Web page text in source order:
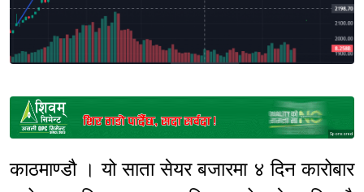
Sponsored
काठमाण्डौ । यो साता सेयर बजारमा ४ दिन कारोबार